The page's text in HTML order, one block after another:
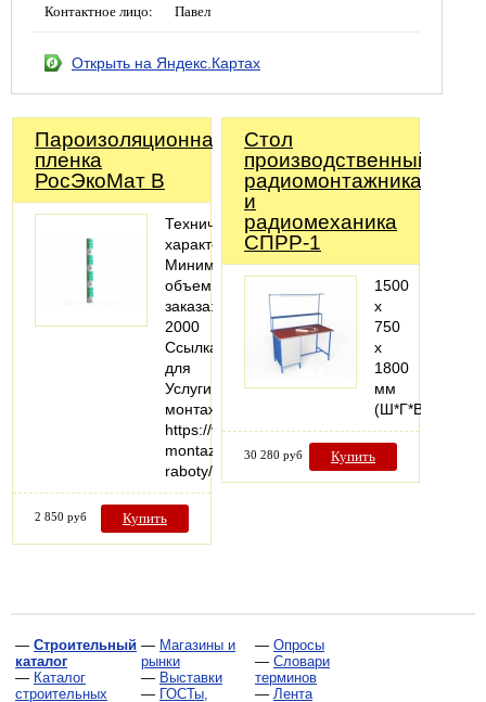
Контактное лицо: Павел
Открыть на Яндекс.Картах
Пароизоляционная
пленка
РосЭкоМат B
Технические
характеристики
Минимальный
объем
заказа:
2000
Ссылка
для
Услуги
монтажа:
https://vezuteplo.ru/stroitelno-
montazhnye-
raboty/
2 850 руб Купить
Стол
производственный
радиомонтажника
и
радиомеханика
СПРР-1
1500
х
750
х
1800
мм
(Ш*Г*В)
30 280 руб Купить
— Строительный
каталог
— Каталог
строительных
— Магазины и
рынки
— Выставки
— ГОСТы,
— Опросы
— Словари
терминов
— Лента